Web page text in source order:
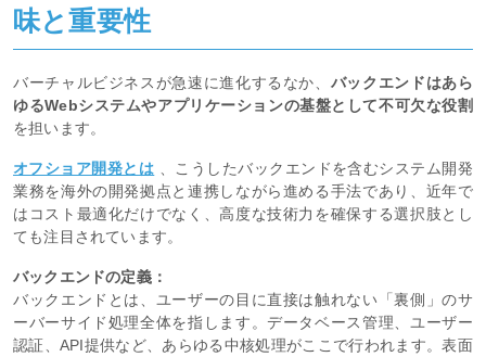
味と重要性
バーチャルビジネスが急速に進化するなか、 バックエンドはあら
ゆるWebシステムやアプリケーションの基盤として不可欠な役割
を担います。
オフショア開発とは 、こうしたバックエンドを含むシステム開発
業務を海外の開発拠点と連携しながら進める手法であり、近年で
はコスト最適化だけでなく、高度な技術力を確保する選択肢とし
ても注目されています。
バックエンドの定義：
バックエンドとは、ユーザーの目に直接は触れない「裏側」のサ
ーバーサイド処理全体を指します。データベース管理、ユーザー
認証、API提供など、あらゆる中核処理がここで行われます。表面